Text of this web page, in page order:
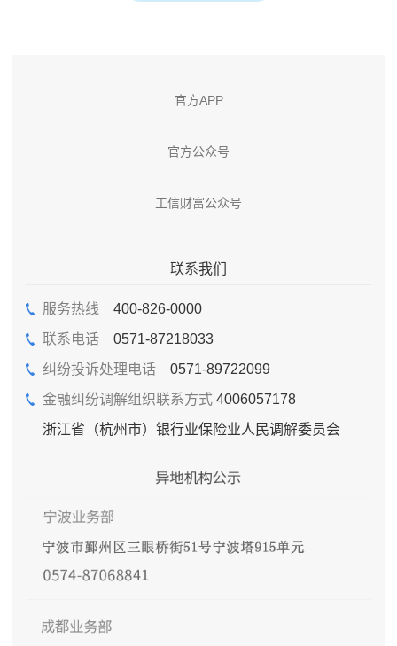
官方APP
官方公众号
工信财富公众号
联系我们
服务热线 400-826-0000
联系电话0571-87218033
纠纷投诉处理电话0571-89722099
金融纠纷调解组织联系方式4006057178
浙江省（杭州市）银行业保险业人民调解委员会